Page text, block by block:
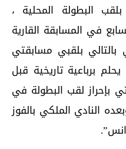
البطولة المحلية ،
في المسابقة القارية
بالتالي بلقبي مسابقتي
برباعية تاريخية قبل
بإحراز لقب البطولة في
النادي الملكي بالفوز